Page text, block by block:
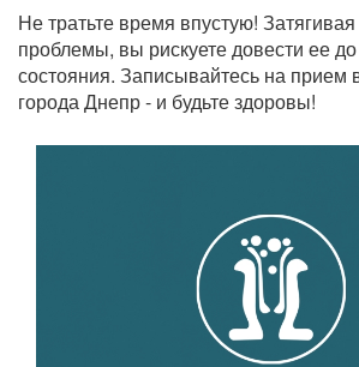
Не тратьте время впустую!
проблемы, вы рискуете довести ее до
состояния. Записывайтесь на прием
города Днепр - и будьте здоровы!